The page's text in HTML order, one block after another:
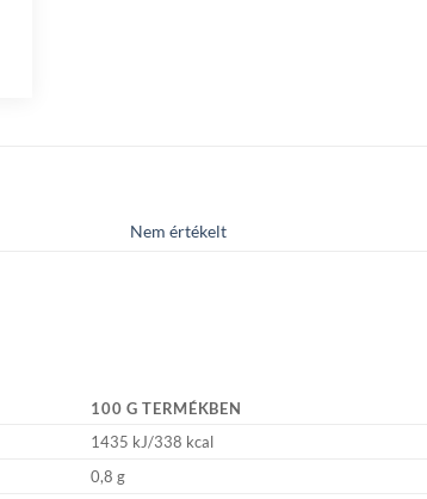
Nem értékelt
100 G TERMÉKBEN
1435 kJ/338 kcal
0,8 g